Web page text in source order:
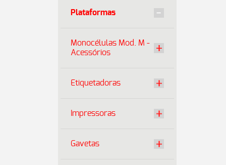
Plataformas
Monocélulas Mod. M -
Acessórios
Etiquetadoras
Impressoras
Gavetas